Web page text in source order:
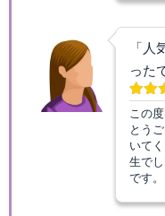
「人
った
この
とう
いて
生で
です。